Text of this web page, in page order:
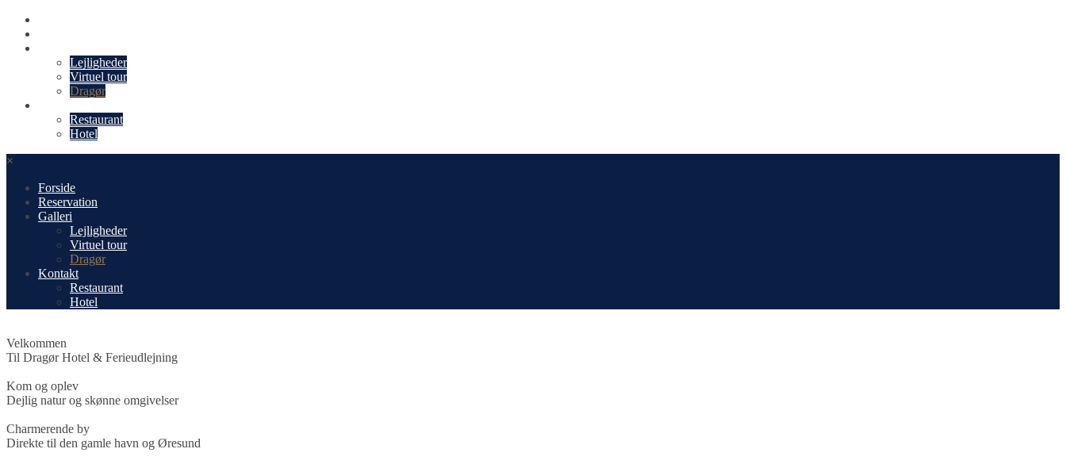
Lejligheder
Virtuel tour
Dragør
Restaurant
Hotel
×
Forside
Reservation
Galleri
Lejligheder
Virtuel tour
Dragør
Kontakt
Restaurant
Hotel
Velkommen
Til Dragør Hotel & Ferieudlejning
Kom og oplev
Dejlig natur og skønne omgivelser
Charmerende by
Direkte til den gamle havn og Øresund